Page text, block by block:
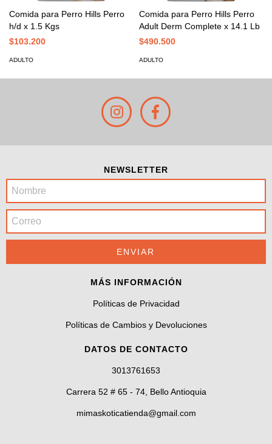
Comida para Perro Hills Perro
h/d x 1.5 Kgs
$103.200
ADULTO
Comida para Perro Hills Perro
Adult Derm Complete x 14.1 Lb
$490.500
ADULTO
NEWSLETTER
MÁS INFORMACIÓN
Políticas de Privacidad
Políticas de Cambios y Devoluciones
DATOS DE CONTACTO
3013761653
Carrera 52 # 65 - 74, Bello Antioquia
mimaskoticatienda@gmail.com